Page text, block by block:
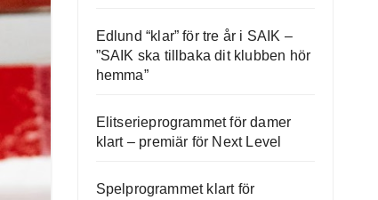
Edlund “klar” för tre år i SAIK –
”SAIK ska tillbaka dit klubben hör
hemma”
Elitserieprogrammet för damer
klart – premiär för Next Level
Spelprogrammet klart för